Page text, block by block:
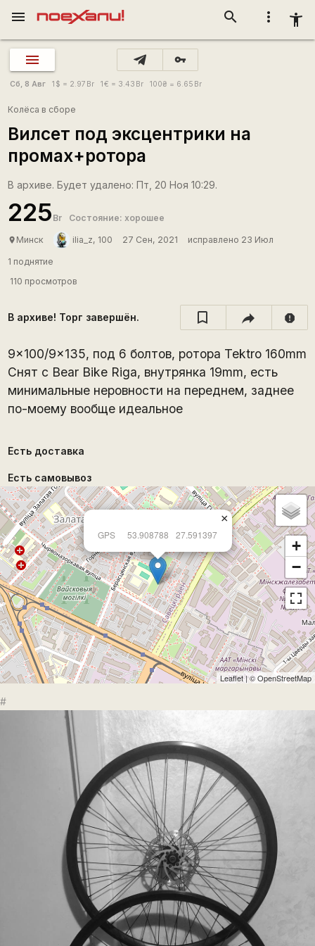
more_vert accessibility_new
search
menu
vpn_key
Сб, 8 Авг 1 $ = 2.97 Br 1€ = 3.43 Br 100₴ = 6.65 Br
Колёса в сборе
Вилсет под эксцентрики на
промах+ротора
В архиве. Будет удалено: Пт, 20 Ноя 10:29.
225 Br Состояние: хорошее
place Минск ilia_z, 100 27 Сен, 2021 исправлено 23 Июл
1 поднятие
110 просмотров
В архиве! Торг завершён. report
9x100/9x135, под 6 болтов, ротора Tektro 160mm
Снят с Bear Bike Riga, внутрянка 19mm, есть
минимальные неровности на переднем, заднее
по-моему вообще идеальное
Есть доставка
Есть самовывоз
GPS 53.908788 27.591397
×
+
−
Leaflet| ©OpenStreetMap
#